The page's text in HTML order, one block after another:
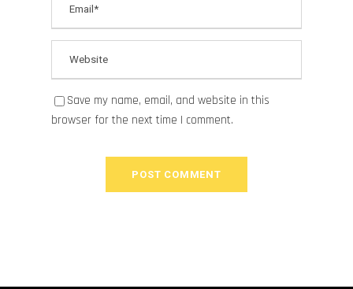
Save my name, email, and website in this
browser for the next time I comment.